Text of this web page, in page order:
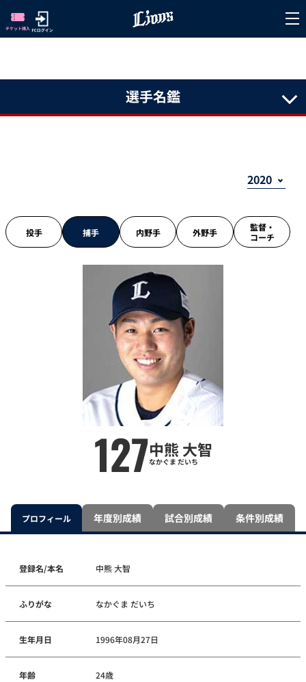
選手名鑑
投手 捕手 内野手 外野手
監督・
コーチ
127中熊 大智
なかぐま だいち
プロフィール 年度別成績 試合別成績 条件別成績
登録名/本名 中熊 大智
ふりがな なかぐま だいち
生年月日 1996年08月27日
年齢 24歳